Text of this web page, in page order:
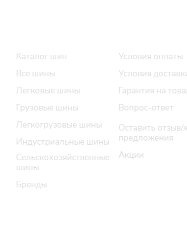
Каталог шин
Все шины
Легковые шины
Грузовые шины
Легкогрузовые шины
Индустриальные шины
Сельскохозяйственные
шины
Бренды
Условия оплаты
Условия
Гарантия на
Вопрос-ответ
Оставить
предложения
Акции